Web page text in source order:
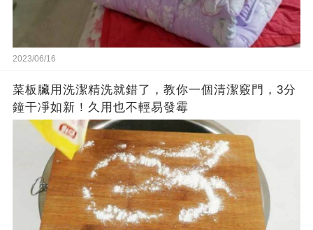
2023/06/16
菜板臟用洗潔精洗就錯了，教你一個清潔竅門，3分
鐘干凈如新！久用也不輕易發霉